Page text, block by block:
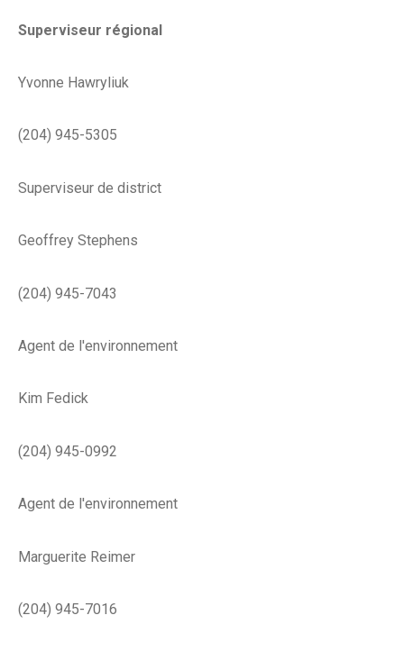
Superviseur régional
Yvonne Hawryliuk
(204) 945-5305
Superviseur de district
Geoffrey Stephens
(204) 945-7043
Agent de l'environnement
Kim Fedick
(204) 945-0992
Agent de l'environnement
Marguerite Reimer
(204) 945-7016